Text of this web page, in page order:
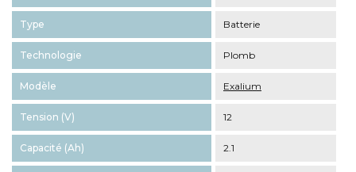
Type Batterie
Technologie Plomb
Modèle Exalium
Tension (V) 12
Capacité (Ah) 2.1